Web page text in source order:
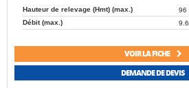
Hauteur de relevage (Hmt) (max.) 96
Débit (max.)
VOIR LA FICHE
DEMANDE DE DEVIS